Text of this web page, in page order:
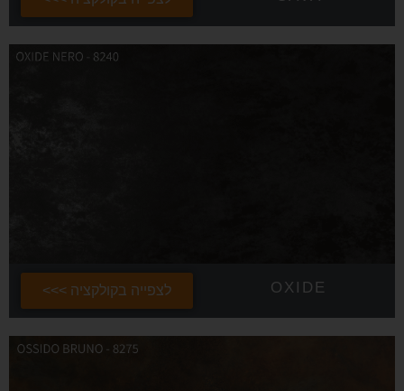
OXIDE לצפייה בקולקציה >>>